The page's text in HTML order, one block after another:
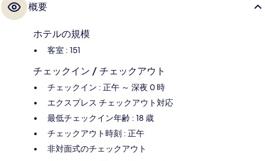
概要
ホテルの規模
客室 : 151
チェックイン / チェックアウト
チェックイン : 正午 ～ 深夜 0 時
エクスプレス チェックアウト対応
最低チェックイン年齢 : 18 歳
チェックアウト時刻 : 正午
非対面式のチェックアウト